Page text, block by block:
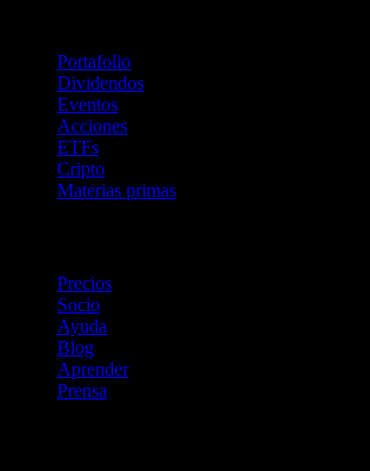
Portafolio
Dividendos
Eventos
Acciones
ETFs
Cripto
Materias primas
Precios
Socio
Ayuda
Blog
Aprender
Prensa